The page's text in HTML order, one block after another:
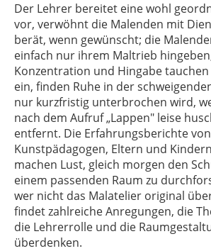
Der Lehrer bereitet eine wohl
vor, verwöhnt die Malenden mit
berät, wenn gewünscht; die
einfach nur ihrem Maltrieb
Konzentration und Hingabe
ein, finden Ruhe in der
nur kurzfristig unterbrochen wird,
nach dem Aufruf „Lappen" leise
entfernt. Die Erfahrungsberichte von
Kunstpädagogen, Eltern und
machen Lust, gleich morgen den
einem passenden Raum zu
wer nicht das Malatelier original
findet zahlreiche Anregungen, die
die Lehrerrolle und die
überdenken.